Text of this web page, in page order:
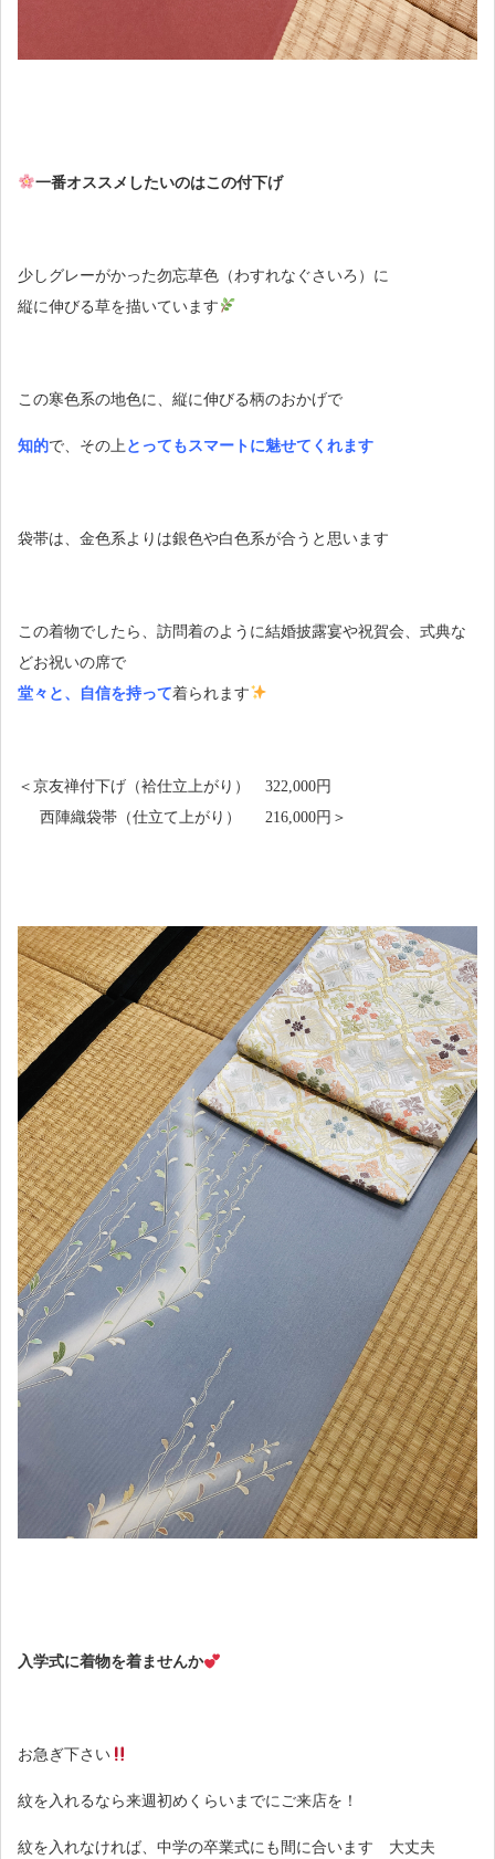
一番オススメしたいのはこの付下げ
少しグレーがかった勿忘草色（わすれなぐさいろ）に
縦に伸びる草を描いています
この寒色系の地色に、縦に伸びる柄のおかげで
知的で、その上 とってもスマートに魅せてくれます
袋帯は、金色系よりは銀色や白色系が合うと思います
この着物でしたら、訪問着のように結婚披露宴や祝賀会、式典な
どお祝いの席で
堂々と、自信を持って着られます
＜京友禅付下げ（袷仕立上がり） 322,000円
西陣織袋帯（仕立て上がり） 216,000円＞
入学式に着物を着ませんか
お急ぎ下さい
紋を入れるなら来週初めくらいまでにご来店を！
紋を入れなければ、中学の卒業式にも間に合います 大丈夫